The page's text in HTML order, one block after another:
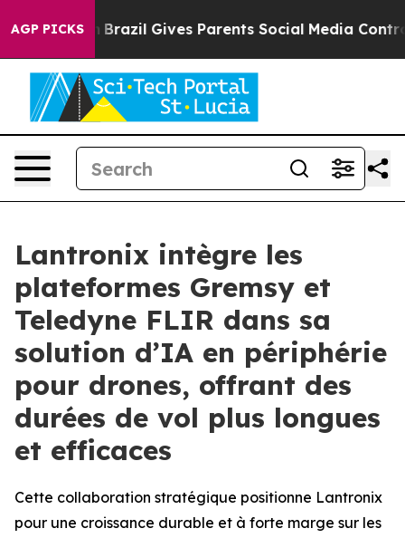
AGP PICKS
Brazil Gives Parents Social Media Controls for
Lantronix intègre les
plateformes Gremsy et
Teledyne FLIR dans sa
solution d’IA en périphérie
pour drones, offrant des
durées de vol plus longues
et efficaces
Cette collaboration stratégique positionne Lantronix
pour une croissance durable et à forte marge sur les